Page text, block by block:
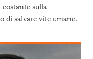
costante sulla
di salvare vite umane.